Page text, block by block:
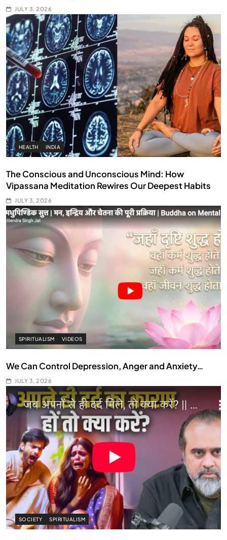
JULY 3, 2026
HEALTH INDIA
The Conscious and Unconscious Mind: How
Vipassana Meditation Rewires Our Deepest Habits
JULY 3, 2026
SPIRITUALISM VIDEOS
We Can Control Depression, Anger and Anxiety…
JULY 3, 2026
SOCIETY SPIRITUALISM